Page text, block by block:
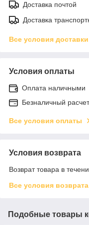
Доставка почтой
Доставка
Все условия доставки
Условия оплаты
Оплата наличными
Безналичный расчет
Все условия оплаты
Условия возврата
Возврат товара в
Все условия возврата
Подобные товары